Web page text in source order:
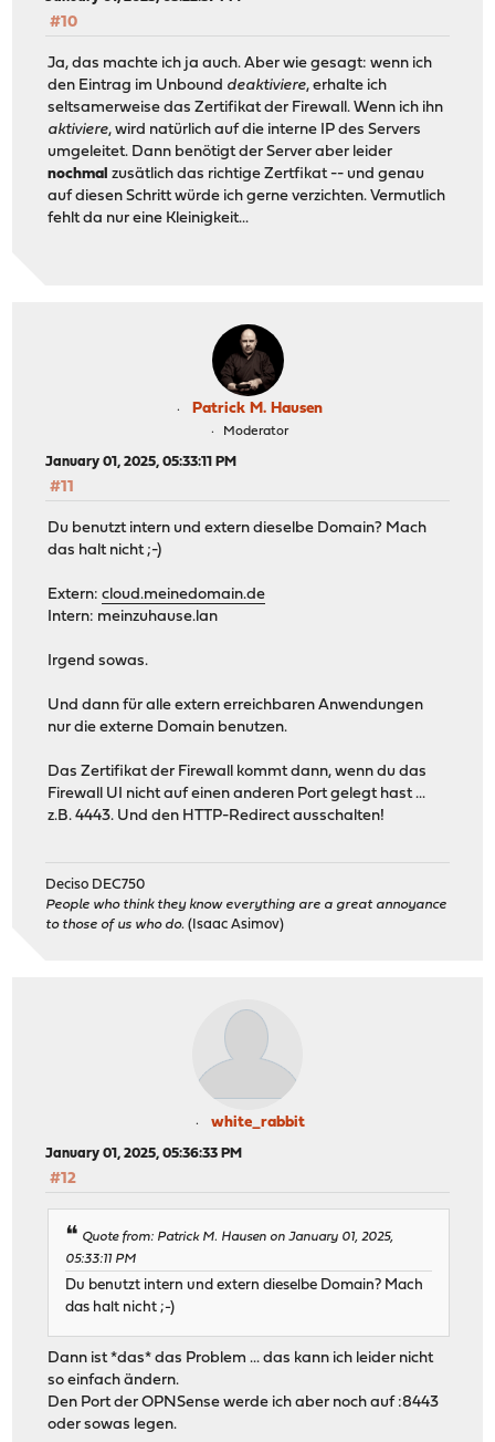
#10
Ja, das machte ich ja auch. Aber wie gesagt: wenn ich
den Eintrag im Unbound deaktiviere, erhalte ich
seltsamerweise das Zertifikat der Firewall. Wenn ich ihn
aktiviere, wird natürlich auf die interne IP des Servers
umgeleitet. Dann benötigt der Server aber leider
nochmal zusätlich das richtige Zertfikat -- und genau
auf diesen Schritt würde ich gerne verzichten. Vermutlich
fehlt da nur eine Kleinigkeit...
Patrick M. Hausen
Moderator
January 01, 2025, 05:33:11 PM
#11
Du benutzt intern und extern dieselbe Domain? Mach
das halt nicht ;-)
Extern:cloud.meinedomain.de
Intern: meinzuhause.lan
Irgend sowas.
Und dann für alle extern erreichbaren Anwendungen
nur die externe Domain benutzen.
Das Zertifikat der Firewall kommt dann, wenn du das
Firewall UI nicht auf einen anderen Port gelegt hast ...
z.B. 4443. Und den HTTP-Redirect ausschalten!
Deciso DEC750
People who think they know everything are a great annoyance
to those of us who do. (Isaac Asimov)
white_rabbit
January 01, 2025, 05:36:33 PM
#12
Quote from: Patrick M. Hausen on January 01, 2025,
05:33:11 PM
Du benutzt intern und extern dieselbe Domain? Mach
das halt nicht ;-)
Dann ist *das* das Problem ... das kann ich leider nicht
so einfach ändern.
Den Port der OPNSense werde ich aber noch auf :8443
oder sowas legen.